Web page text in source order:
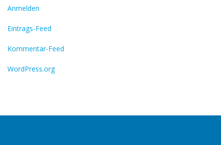
Anmelden
Eintrags-Feed
Kommentar-Feed
WordPress.org